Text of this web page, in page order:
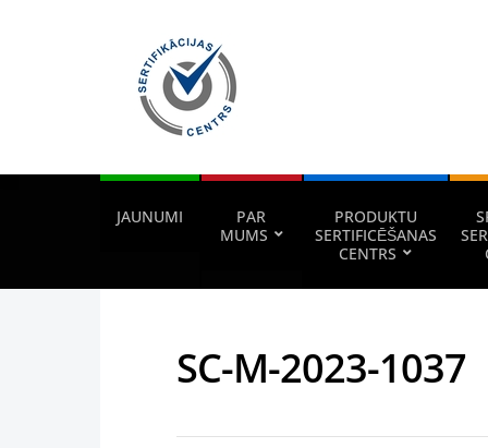
JAUNUMI
PAR
MUMS
PRODUKTU
SERTIFICĒŠANAS
CENTRS
SC-M-2023-1037